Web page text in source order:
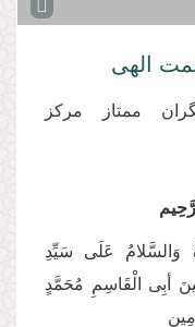
الهی
ممتاز مركز
وَالسَّلامُ عَلَی سَیِّدِ
أبِی الْقَاسِمِ مُحَمَّدٍ